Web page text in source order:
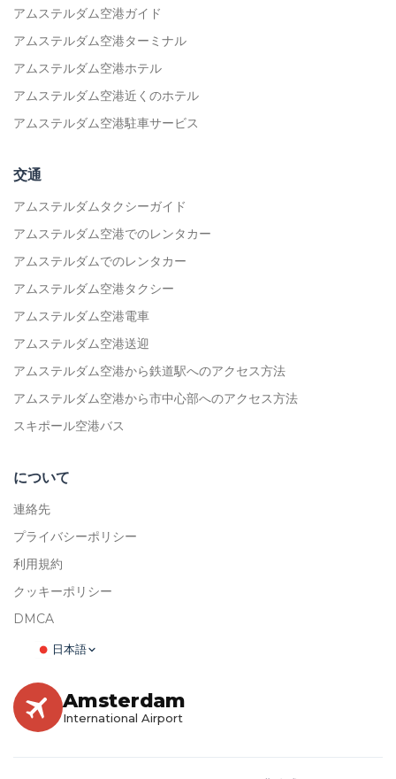
アムステルダム空港ガイド
アムステルダム空港ターミナル
アムステルダム空港ホテル
アムステルダム空港近くのホテル
アムステルダム空港駐車サービス
交通
アムステルダムタクシーガイド
アムステルダム空港でのレンタカー
アムステルダムでのレンタカー
アムステルダム空港タクシー
アムステルダム空港電車
アムステルダム空港送迎
アムステルダム空港から鉄道駅へのアクセス方法
アムステルダム空港から市中心部へのアクセス方法
スキポール空港バス
について
連絡先
プライバシーポリシー
利用規約
クッキーポリシー
DMCA
日本語
Amsterdam
International Airport